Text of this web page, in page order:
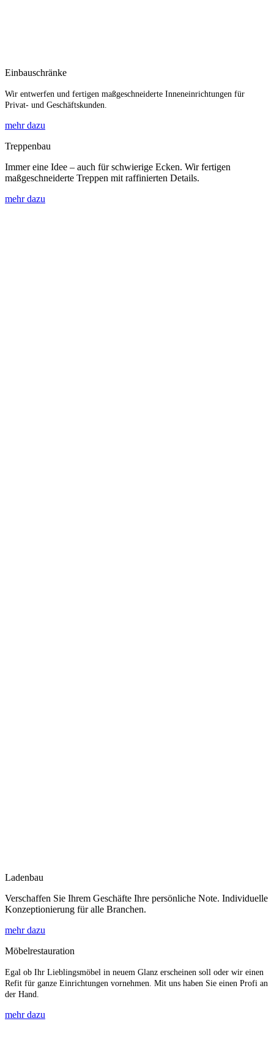
Einbauschränke
Wir entwerfen und fertigen maßgeschneiderte Inneneinrichtungen für
Privat- und Geschäftskunden.
mehr dazu
Treppenbau
Immer eine Idee – auch für schwierige Ecken. Wir fertigen
maßgeschneiderte Treppen mit raffinierten Details.
mehr dazu
Ladenbau
Verschaffen Sie Ihrem Geschäfte Ihre persönliche Note. Individuelle
Konzeptionierung für alle Branchen.
mehr dazu
Möbelrestauration
Egal ob Ihr Lieblingsmöbel in neuem Glanz erscheinen soll oder wir einen
Refit für ganze Einrichtungen vornehmen. Mit uns haben Sie einen Profi an
der Hand.
mehr dazu